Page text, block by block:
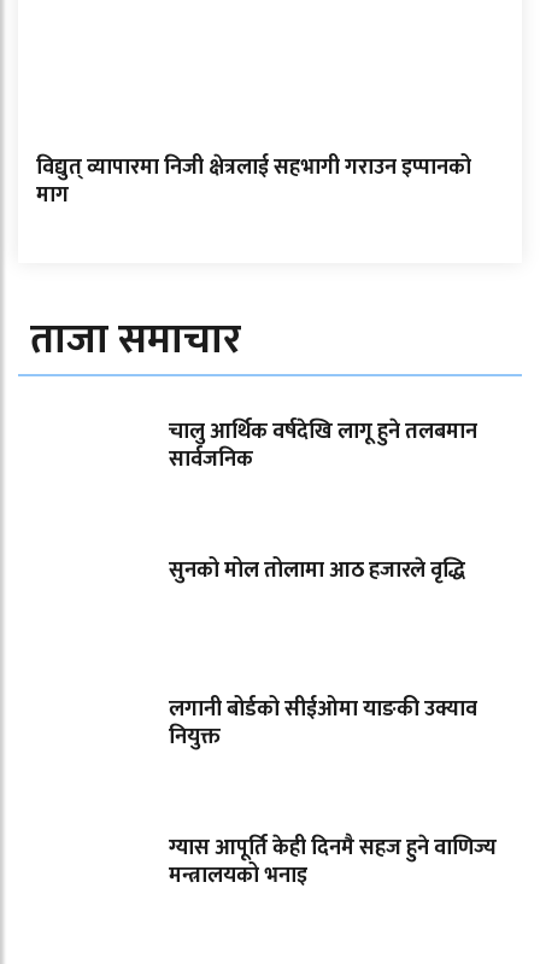
विद्युत् व्यापारमा निजी क्षेत्रलाई सहभागी गराउन इप्पानको
माग
ताजा समाचार
चालु आर्थिक वर्षदेखि लागू हुने तलबमान
सार्वजनिक
सुनको मोल तोलामा आठ हजारले वृद्धि
लगानी बोर्डको सीईओमा याङकी उक्याव
नियुक्त
ग्यास आपूर्ति केही दिनमै सहज हुने वाणिज्य
मन्त्रालयको भनाइ